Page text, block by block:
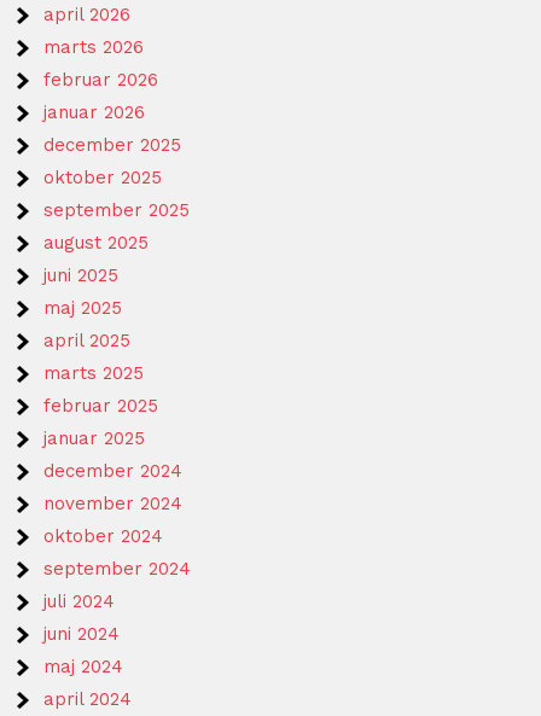
april 2026
marts 2026
februar 2026
januar 2026
december 2025
oktober 2025
september 2025
august 2025
juni 2025
maj 2025
april 2025
marts 2025
februar 2025
januar 2025
december 2024
november 2024
oktober 2024
september 2024
juli 2024
juni 2024
maj 2024
april 2024